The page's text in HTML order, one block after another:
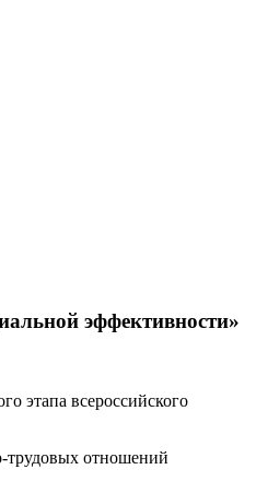
эффективности»
этапа всероссийского
трудовых отношений